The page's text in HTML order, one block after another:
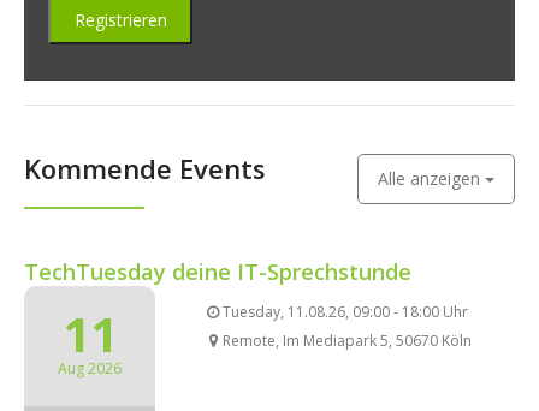
Kommende Events Alle anzeigen
TechTuesday deine IT-Sprechstunde
11
Aug 2026
Tuesday, 11.08.26, 09:00 - 18:00 Uhr
Remote, Im Mediapark 5, 50670 Köln